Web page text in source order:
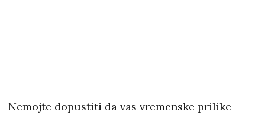
Nemojte dopustiti da vas vremenske prilike